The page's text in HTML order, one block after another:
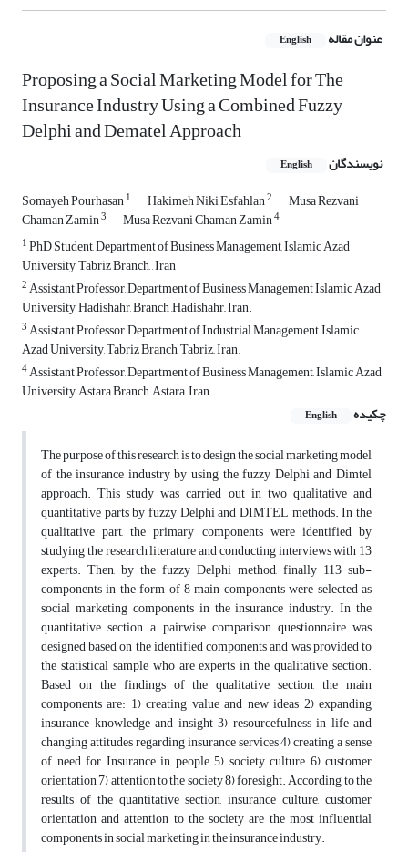
عنوان مقاله English
Proposing a Social Marketing Model for The
Insurance Industry Using a Combined Fuzzy
Delphi and Dematel Approach
نویسندگان English
Somayeh Pourhasan1 Hakimeh Niki Esfahlan2 Musa Rezvani
Chaman Zamin3 Musa Rezvani Chaman Zamin4
1PhD Student, Department of Business Management, Islamic Azad
University, Tabriz Branch, , Iran
2Assistant Professor, Department of Business Management Islamic Azad
University, Hadishahr, Branch ,Hadishahr,, Iran.
3Assistant Professor, Department of Industrial Management, Islamic
Azad University, Tabriz Branch, Tabriz,, Iran.
4Assistant Professor, Department of Business Management, Islamic Azad
University, Astara Branch, Astara,, Iran
چکیده
English
The purpose of this research is to design the social marketing model
of the insurance industry by using the fuzzy Delphi and Dimtel
approach. This study was carried out in two qualitative and
quantitative parts by fuzzy Delphi and DIMTEL methods. In the
qualitative part, the primary components were identified by
studying the research literature and conducting interviews with 13
experts. Then, by the fuzzy Delphi method, finally 113 sub-
components in the form of 8 main components were selected as
social marketing components in the insurance industry. In the
quantitative section, a pairwise comparison questionnaire was
designed based on the identified components and was provided to
the statistical sample who are experts in the qualitative section.
Based on the findings of the qualitative section, the main
components are: 1) creating value and new ideas 2) expanding
insurance knowledge and insight 3) resourcefulness in life and
changing attitudes regarding insurance services 4) creating a sense
of need for Insurance in people 5) society culture 6) customer
orientation 7) attention to the society 8) foresight. According to the
results of the quantitative section, insurance culture, customer
orientation and attention to the society are the most influential
components in social marketing in the insurance industry.